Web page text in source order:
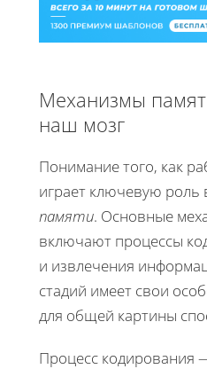
Механизмы
наш мозг
Понимание того, как
играет ключевую роль
памяти. Основные
включают процессы
и извлечения
стадий имеет свои
для общей картины
Процесс кодирования